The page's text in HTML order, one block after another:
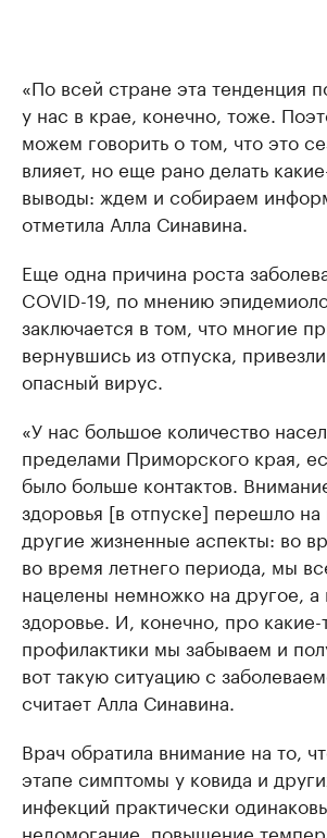
«По всей стране эта тенденция
у нас в крае, конечно, тоже.
можем говорить о том, что это
влияет, но еще рано делать
выводы: ждем и собираем
отметила Алла Синавина.
Еще одна причина роста
COVID-19, по мнению
заключается в том, что многие
вернувшись из отпуска,
опасный вирус.
«У нас большое количество
пределами Приморского края,
было больше контактов.
здоровья [в отпуске] перешло на
другие жизненные аспекты: во
во время летнего периода, мы
нацелены немножко на другое, а
здоровье. И, конечно, про
профилактики мы забываем и
вот такую ситуацию с
считает Алла Синавина.
Врач обратила внимание на то,
этапе симптомы у ковида и
инфекций практически
недомогание, повышение